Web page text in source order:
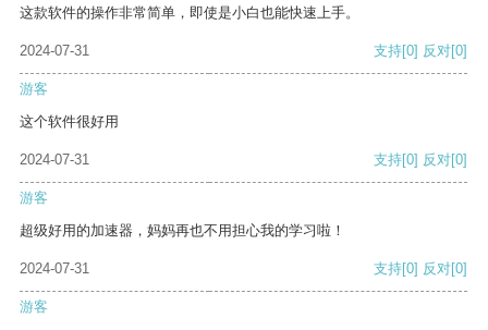
这款软件的操作非常简单，即使是小白也能快速上手。
2024-07-31 支持[0] 反对[0]
游客
这个软件很好用
2024-07-31 支持[0] 反对[0]
游客
超级好用的加速器，妈妈再也不用担心我的学习啦！
2024-07-31 支持[0] 反对[0]
游客